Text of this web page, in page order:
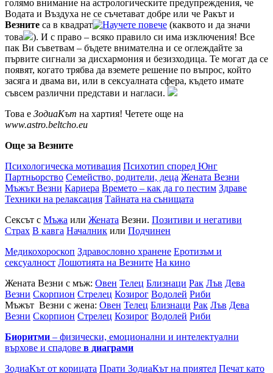
голямо внимание на астрологическите предупреждения, че
Водата и Въздуха не се съчетават добре или че Ракът и
Везните са в квадрат
(каквото и да значи
това
). И с право – всяко правило си има изключения! Все
пак Ви съветвам – бъдете внимателна и се оглеждайте за
първите сигнали за дисхармония и безизходица. Те могат да се
появят, когато трябва да вземете решение по въпрос, който
засяга и двама ви, или в сексуалната сфера, където имате
съвсем различни представи и нагласи.
Това е ЗодиаКът на хартия! Четете още на
www.astro.beltcho.eu
Още за Везните
Психологическа мотивация Психотип според Юнг
Партньорство Семейство, родители, деца Жената Везни
Мъжът Везни Кариера Времето – как да го пестим Здраве
Техники на релаксация Тайната на сънищата
Сексът с Мъжа или Жената Везни. Позитиви и негативи
Страх В кавга Началник или Подчинен
Медикохороскоп Здравословно хранене Еротизъм и
сексуалност Лошотията на Везните На кино
Жената Везни с мъж: Овен Телец Близнаци Рак Лъв Дева
Везни Скорпион Стрелец Козирог Водолей Риби
Мъжът Везни с жена: Овен Телец Близнаци Рак Лъв Дева
Везни Скорпион Стрелец Козирог Водолей Риби
Биоритми – физически, емоционални и интелектуални
върхове и спадове в диаграми
ЗодиаКът от корицата Прати ЗодиаКът на приятел Печат като